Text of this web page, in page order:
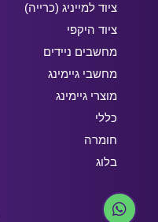
ציוד למייניג (כרייה)
ציוד היקפי
מחשבים ניידים
מחשבי גיימינג
מוצרי גיימינג
כללי
חומרה
בלוג